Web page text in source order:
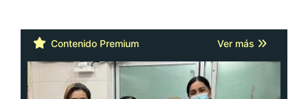
Contenido Premium Ver más